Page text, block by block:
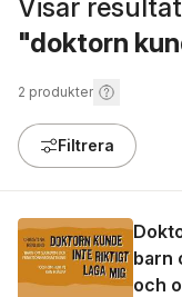
Visar
"doktorn
2 produkter
Filtrera
barn
och